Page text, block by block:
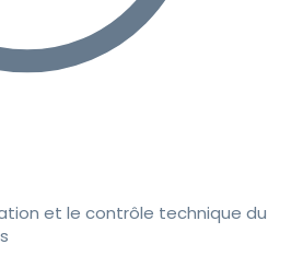
et le contrôle technique du